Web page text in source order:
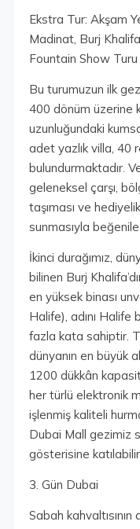
Ekstra Tur: Akşam
Madinat, Burj
Fountain Show Turu
Bu turumuzun ilk
400 dönüm üzerine
uzunluğundaki
adet yazlık villa, 40
bulundurmaktadır.
geleneksel çarşı,
taşıması ve
sunmasıyla
İkinci durağımız,
bilinen Burj
en yüksek binası
Halife), adını Halife
fazla kata sahiptir.
dünyanın en büyük
1200 dükkân
her türlü elektronik
işlenmiş kaliteli
Dubai Mall gezimiz
gösterisine
3. Gün Dubai
Sabah